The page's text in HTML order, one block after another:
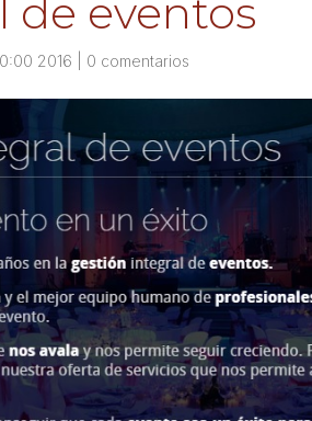
de eventos
2016 0 comentarios